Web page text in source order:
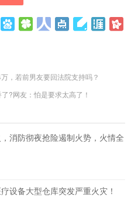
，若前男友要回法院支持吗？
?网友：怕是要求太高了！
消防彻夜抢险遏制火势，火情全
设备大型仓库突发严重火灾！